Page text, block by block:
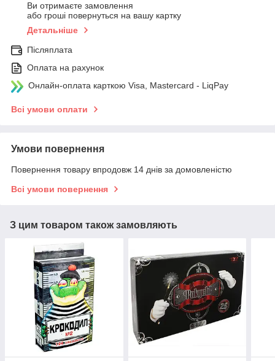
Ви отримаєте замовлення
або гроші повернуться на вашу картку
Детальніше
Післяплата
Оплата на рахунок
Онлайн-оплата карткою Visa, Mastercard - LiqPay
Всі умови оплати
Умови повернення
Повернення товару впродовж 14 днів за домовленістю
Всі умови повернення
З цим товаром також замовляють